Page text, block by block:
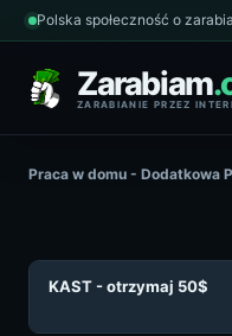
Polska społeczność o
Zarabiam
ZARABIANIE PRZEZ
Praca w domu - Dodatkowa
KAST - otrzymaj 50$